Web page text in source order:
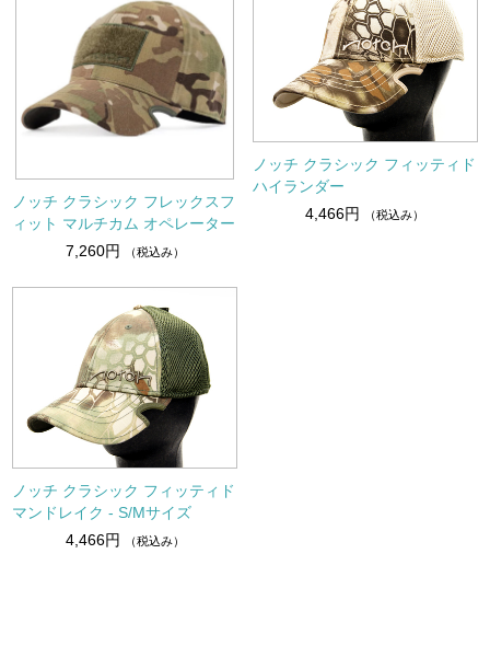
ノッチ クラシック フレックスフ
ィット マルチカム オペレーター
7,260円
（税込み）
ノッチ クラシック フィッティド
ハイランダー
4,466円
（税込み）
ノッチ クラシック フィッティド
マンドレイク - S/Mサイズ
4,466円
（税込み）